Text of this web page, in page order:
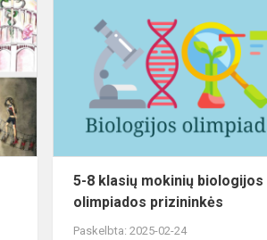
„Tieskime
tiltus
gyvenimui“
5-8 klasių mokinių biologijos
olimpiados prizininkės
Paskelbta: 2025-02-24